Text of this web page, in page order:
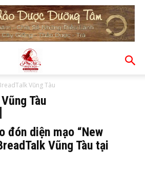
Vũng Tàu
Tàu
đón diện mạo “New
Vũng Tàu tại